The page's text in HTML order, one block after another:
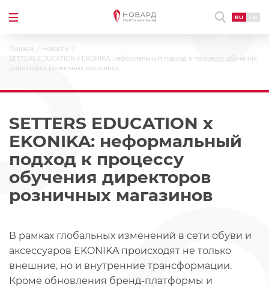
RU EN
Главная
Новости
SETTERS EDUCATION x EKONIKA: неформальный подход к процессу обучения
директоров розничных магазинов
SETTERS EDUCATION x
EKONIKA: неформальный
подход к процессу
обучения директоров
розничных магазинов
В рамках глобальных изменений в сети обуви и
аксессуаров EKONIKA происходят не только
внешние, но и внутренние трансформации.
Кроме обновления бренд-платформы и